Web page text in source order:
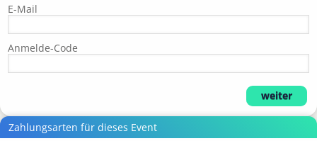
E-Mail
Anmelde-Code
Zahlungsarten für dieses Event